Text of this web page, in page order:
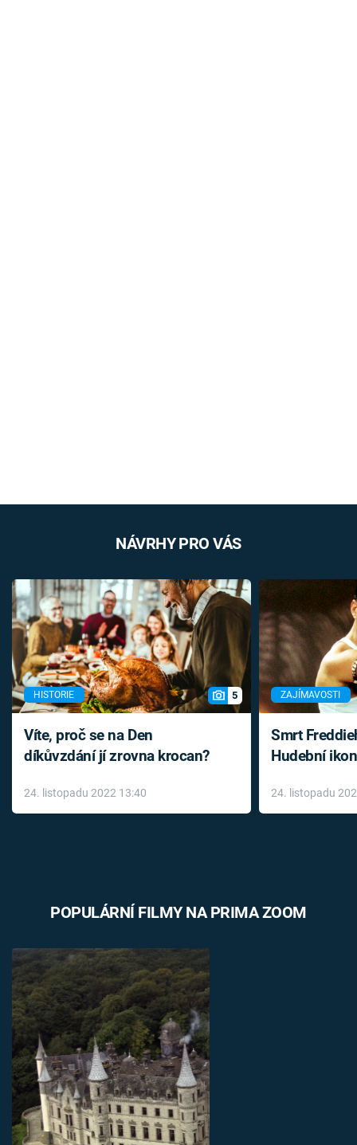
NÁVRHY PRO VÁS
HISTORIE 5
Víte, proč se na Den
díkůvzdání jí zrovna krocan?
24. listopadu 2022 13:40
ZAJÍMAVOSTI
Smrt
Hudební
léky
24. listopadu
POPULÁRNÍ FILMY NA PRIMA ZOOM